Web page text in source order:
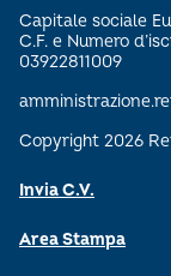
Capitale sociale
C.F. e Numero
03922811009
Copyright 2026
Invia C.V.
Area Stampa